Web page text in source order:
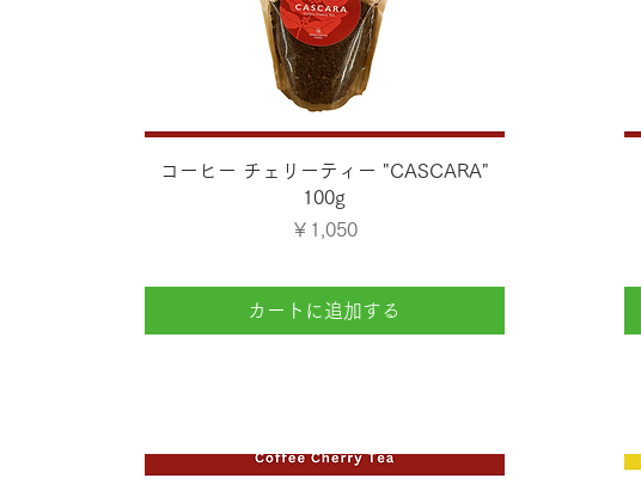
クイックビュー
コーヒー チェリーティー "CASCARA"
100g
価格
￥1,050
カートに追加する